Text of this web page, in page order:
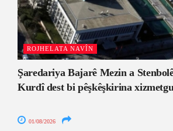
ROJHELATA NAVÎN
Şaredariya Bajarê Mezin a
Kurdî dest bi pêşkêşkirina
01/08/2026